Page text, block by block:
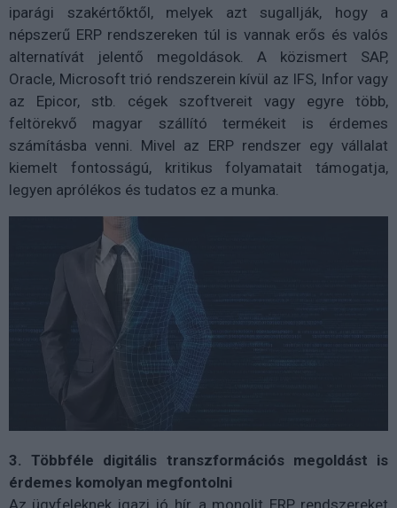
iparági szakértőktől, melyek azt sugallják, hogy a
népszerű ERP rendszereken túl is vannak erős és valós
alternatívát jelentő megoldások. A közismert SAP,
Oracle, Microsoft trió rendszerein kívül az IFS, Infor vagy
az Epicor, stb. cégek szoftvereit vagy egyre több,
feltörekvő magyar szállító termékeit is érdemes
számításba venni. Mivel az ERP rendszer egy vállalat
kiemelt fontosságú, kritikus folyamatait támogatja,
legyen aprólékos és tudatos ez a munka.
3.Többféle digitális transzformációs megoldást is
érdemes komolyan megfontolni
Az ügyfeleknek igazi jó hír, a monolit ERP rendszereket